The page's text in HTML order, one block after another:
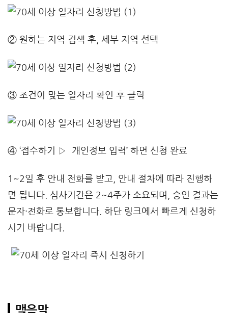
② 원하는 지역 검색 후, 세부 지역 선택
③ 조건이 맞는 일자리 확인 후 클릭
④ ‘접수하기 ▷ 개인정보 입력’ 하면 신청 완료
1~2일 후 안내 전화를 받고, 안내 절차에 따라 진행하
면 됩니다. 심사기간은 2~4주가 소요되며, 승인 결과는
문자·전화로 통보합니다. 하단 링크에서 빠르게 신청하
시기 바랍니다.